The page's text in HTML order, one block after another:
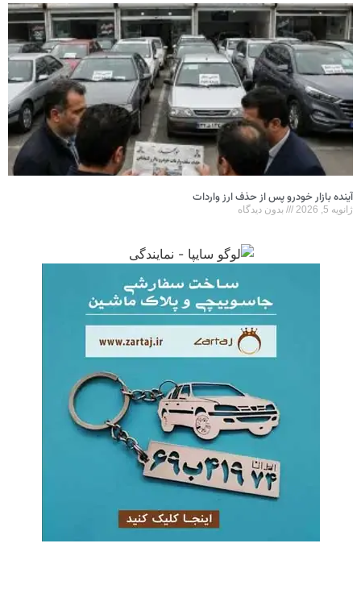
آینده بازار خودرو پس از حذف ارز واردات
ژانویه 5, 2026 بدون دیدگاه